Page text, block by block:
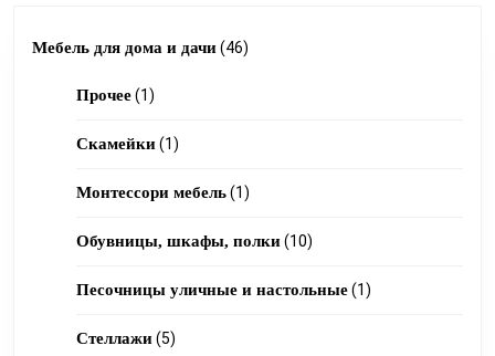
Мебель для дома и дачи 4646
Прочее 11
product
Скамейки 11
product
Монтессори мебель 11
product
Обувницы, шкафы, полки 1010
products
Песочницы уличные и настольные 11
Стеллажи 55